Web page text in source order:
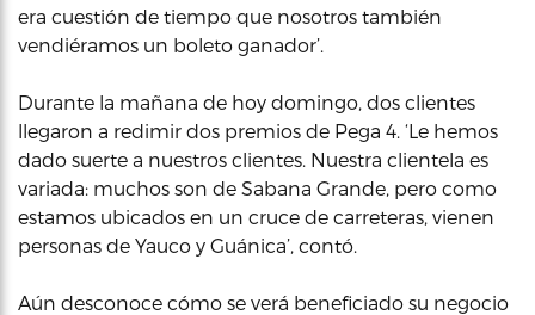
era cuestión de tiempo que nosotros también
vendiéramos un boleto ganador’.
Durante la mañana de hoy domingo, dos clientes
llegaron a redimir dos premios de Pega 4. ‘Le hemos
dado suerte a nuestros clientes. Nuestra clientela es
variada: muchos son de Sabana Grande, pero como
estamos ubicados en un cruce de carreteras, vienen
personas de Yauco y Guánica’, contó.
Aún desconoce cómo se verá beneficiado su negocio